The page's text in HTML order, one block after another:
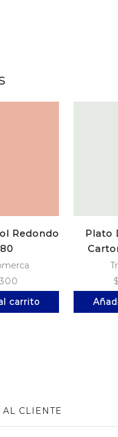
Redondo
carrito
Plato
$
CLIENTE